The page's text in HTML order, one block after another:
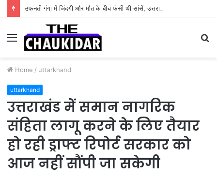
Menu
Home / uttarkhand
uttarkhand
उत्तराखंड में समान नागरिक
संहिता लागू करने के लिए तैयार
हो रही ड्राफ्ट रिपोर्ट सरकार को
आज नहीं सौंपी जा सकेगी